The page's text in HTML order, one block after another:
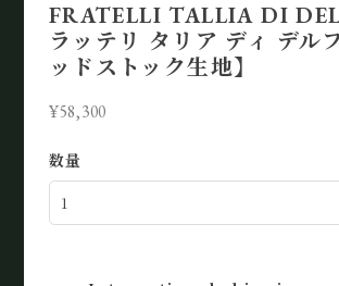
FRATELLI TALLIA DI
ラッテリ タリア ディ デル
ッドストック生地】
¥58,300
数量